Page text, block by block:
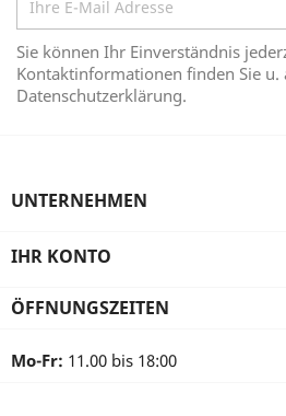
Sie können Ihr Einverständnis
Kontaktinformationen finden Sie u.
Datenschutzerklärung.
UNTERNEHMEN
IHR KONTO
ÖFFNUNGSZEITEN
Mo-Fr: 11.00 bis 18:00